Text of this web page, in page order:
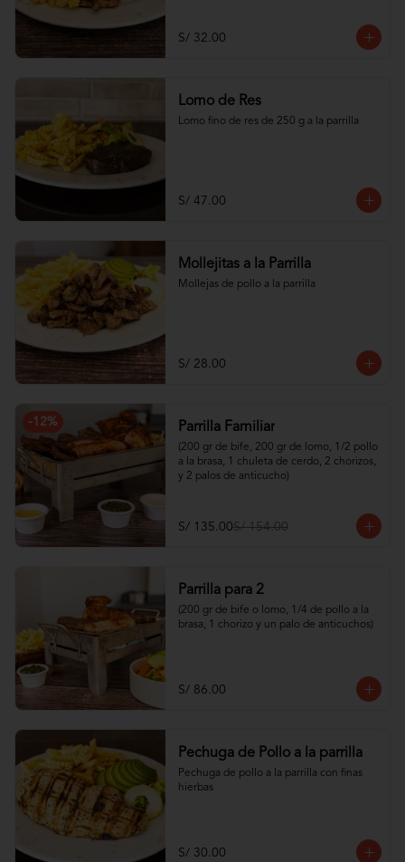
S/ 32.00
Lomo de Res
Lomo fino de res de 250 g a la parrilla
S/ 47.00
Mollejitas a la Parrilla
Mollejas de pollo a la parrilla
S/ 28.00
-12% Parrilla Familiar
(200 gr de bife, 200 gr de lomo, 1/2 pollo
a la brasa, 1 chuleta de cerdo, 2 chorizos,
y 2 palos de anticucho)
S/ 135.00S/ 154.00
Parrilla para 2
(200 gr de bife o lomo, 1/4 de pollo a la
brasa, 1 chorizo y un palo de anticuchos)
S/ 86.00
Pechuga de Pollo a la parrilla
Pechuga de pollo a la parrilla con finas
hierbas
S/ 30.00